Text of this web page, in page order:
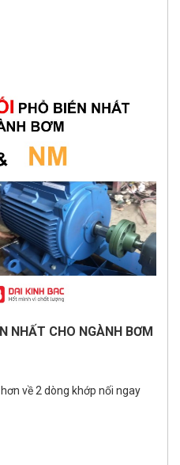
NHẤT CHO NGÀNH BƠM
về 2 dòng khớp nối ngay